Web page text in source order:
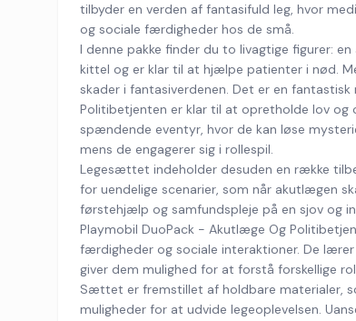
tilbyder en verden af fantasifuld leg, hvor
og sociale færdigheder hos de små.
I denne pakke finder du to livagtige figurer:
kittel og er klar til at hjælpe patienter i nød.
skader i fantasiverdenen. Det er en
Politibetjenten er klar til at opretholde lov og
spændende eventyr, hvor de kan løse
mens de engagerer sig i rollespil.
Legesættet indeholder desuden en række
for uendelige scenarier, som når akutlægen
førstehjælp og samfundspleje på en sjov og
Playmobil DuoPack - Akutlæge Og
færdigheder og sociale interaktioner. De lærer
giver dem mulighed for at forstå forskellige
Sættet er fremstillet af holdbare materialer,
muligheder for at udvide legeoplevelsen.